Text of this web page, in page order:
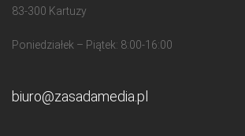
83-300 Kartuzy
Poniedziałek – Piątek: 8:00-16:00
biuro@zasadamedia.pl